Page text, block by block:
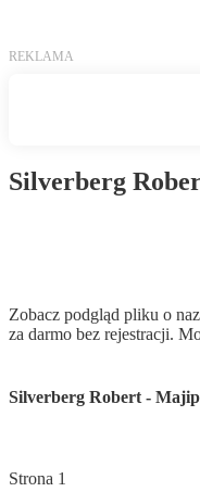
Silverberg
Zobacz podgląd pliku o
za darmo bez rejestracji.
Silverberg Robert -